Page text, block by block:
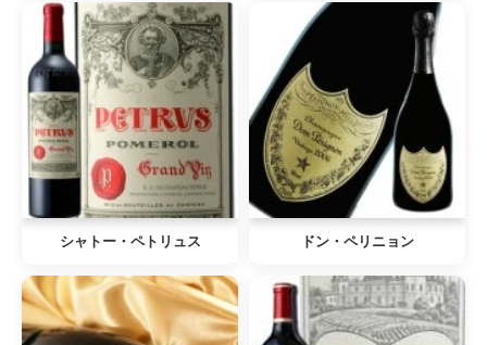
シャトー・ペトリュス ドン・ペリニョン